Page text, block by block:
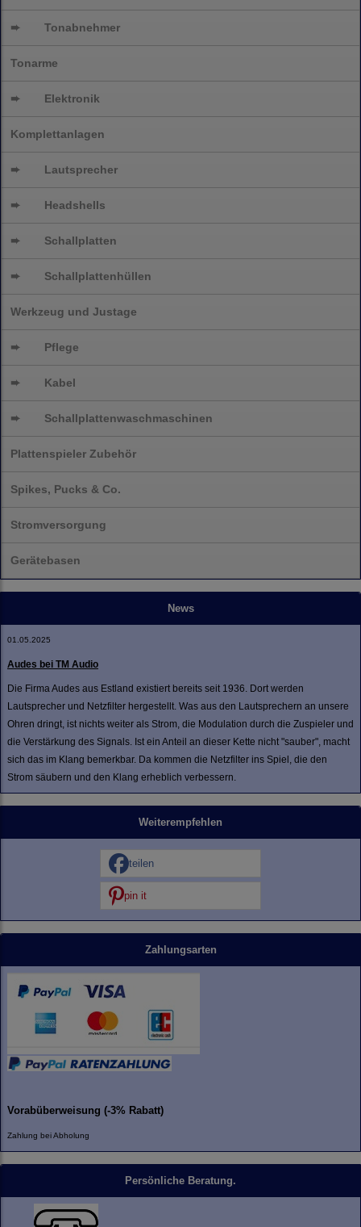
➨ Tonabnehmer
Tonarme
➨ Elektronik
Komplettanlagen
➨ Lautsprecher
➨ Headshells
➨ Schallplatten
➨ Schallplattenhüllen
Werkzeug und Justage
➨ Pflege
➨ Kabel
➨ Schallplattenwaschmaschinen
Plattenspieler Zubehör
Spikes, Pucks & Co.
Stromversorgung
Gerätebasen
News
01.05.2025
Audes bei TM Audio
Die Firma Audes aus Estland existiert bereits seit 1936. Dort werden
Lautsprecher und Netzfilter hergestellt. Was aus den Lautsprechern an unsere
Ohren dringt, ist nichts weiter als Strom, die Modulation durch die Zuspieler und
die Verstärkung des Signals. Ist ein Anteil an dieser Kette nicht "sauber", macht
sich das im Klang bemerkbar. Da kommen die Netzfilter ins Spiel, die den
Strom säubern und den Klang erheblich verbessern.
Weiterempfehlen
teilen
pin it
Zahlungsarten
Vorabüberweisung (-3% Rabatt)
Zahlung bei Abholung
Persönliche Beratung.